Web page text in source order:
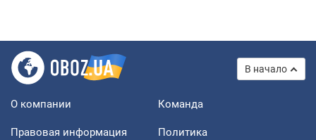
В начало
О компании Команда
Правовая информация
Политика